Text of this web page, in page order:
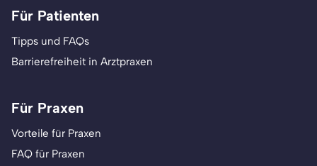
Für Patienten
Tipps und FAQs
Barrierefreiheit in Arztpraxen
Für Praxen
Vorteile für Praxen
FAQ für Praxen